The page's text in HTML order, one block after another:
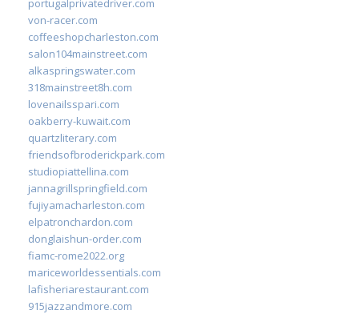
von-racer.com
coffeeshopcharleston.com
salon104mainstreet.com
alkaspringswater.com
318mainstreet8h.com
lovenailsspari.com
oakberry-kuwait.com
quartzliterary.com
friendsofbroderickpark.com
studiopiattellina.com
jannagrillspringfield.com
fujiyamacharleston.com
elpatronchardon.com
donglaishun-order.com
fiamc-rome2022.org
mariceworldessentials.com
lafisheriarestaurant.com
915jazzandmore.com